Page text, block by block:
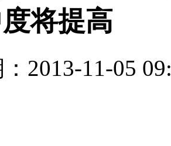
将提高
2013-11-05